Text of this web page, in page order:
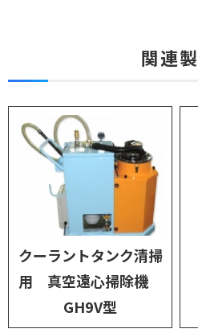
関連
クーラントタンク清掃
用 真空遠心掃除機
GH9V型